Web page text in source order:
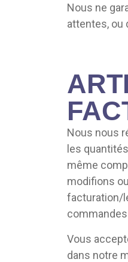
Nous ne
attentes, ou
Nous nous
les
même
modifions
facturation/
Vous
dans notre